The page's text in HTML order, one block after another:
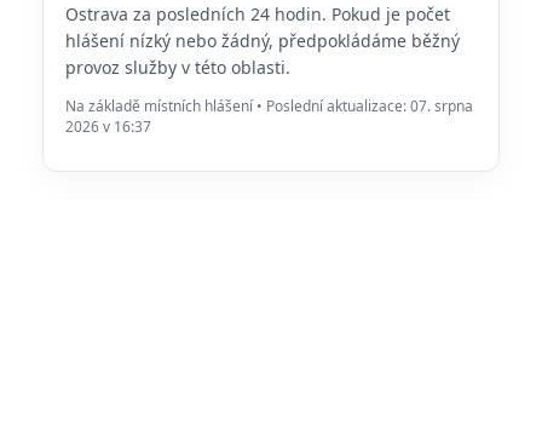
Ostrava za posledních 24 hodin. Pokud je počet
hlášení nízký nebo žádný, předpokládáme běžný
provoz služby v této oblasti.
Na základě místních hlášení • Poslední aktualizace: 07. srpna
2026 v 16:37